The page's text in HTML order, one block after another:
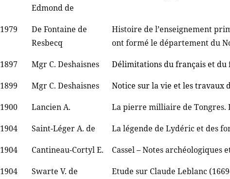
Edmond de
1979
De Fontaine de
Resbecq
Histoire de l’enseignement
ont formé le département du
1897 Mgr C. Deshaisnes Délimitations du français et du
1899 Mgr C. Deshaisnes Notice sur la vie et les travaux
1900 Lancien A. La pierre milliaire de Tongres.
1904 Saint-Léger A. de La légende de Lydéric et des
1904 Cantineau-Cortyl E. Cassel – Notes archéologiques
1904 Swarte V. de
Etude sur Claude Leblanc